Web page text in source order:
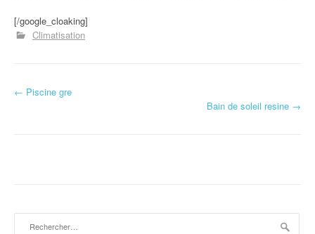
[/google_cloaking]
Climatisation
Navigation d'article
← Piscine gre
Bain de soleil resine →